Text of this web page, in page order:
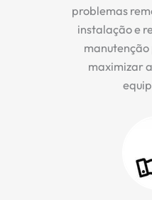
problemas
instalação e
maximizar